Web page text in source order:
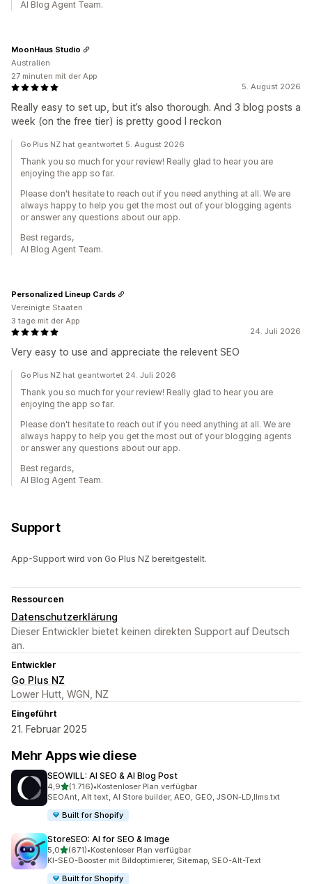
AI Blog Agent Team.
5. August 2026
Really easy to set up, but it’s also thorough. And 3 blog posts a
week (on the free tier) is pretty good I reckon
MoonHaus Studio
Australien
27 minuten mit der App
Go Plus NZ hat geantwortet 5. August 2026
Thank you so much for your review! Really glad to hear you are
enjoying the app so far.
Please don't hesitate to reach out if you need anything at all. We are
always happy to help you get the most out of your blogging agents
or answer any questions about our app.
Best regards,
AI Blog Agent Team.
24. Juli 2026
Very easy to use and appreciate the relevent SEO
Personalized Lineup Cards
Vereinigte Staaten
3 tage mit der App
Go Plus NZ hat geantwortet 24. Juli 2026
Thank you so much for your review! Really glad to hear you are
enjoying the app so far.
Please don't hesitate to reach out if you need anything at all. We are
always happy to help you get the most out of your blogging agents
or answer any questions about our app.
Best regards,
AI Blog Agent Team.
Support
App-Support wird von Go Plus NZ bereitgestellt.
Ressourcen
Datenschutzerklärung
Dieser Entwickler bietet keinen direkten Support auf Deutsch
an.
Entwickler
Go Plus NZ
Lower Hutt, WGN, NZ
Eingeführt
21. Februar 2025
Mehr Apps wie diese
SEOWILL: AI SEO & AI Blog Post
4,9von 5 Sternen
(1.716)
1716 Rezensionen insgesamt
•Kostenloser Plan verfügbar
SEOAnt, Alt text, AI Store builder, AEO, GEO, JSON-LD,llms.txt
Built for Shopify
StoreSEO: AI for SEO & Image
5,0von 5 Sternen
(671)
671 Rezensionen insgesamt
•Kostenloser Plan verfügbar
KI-SEO-Booster mit Bildoptimierer, Sitemap, SEO-Alt-Text
Built for Shopify